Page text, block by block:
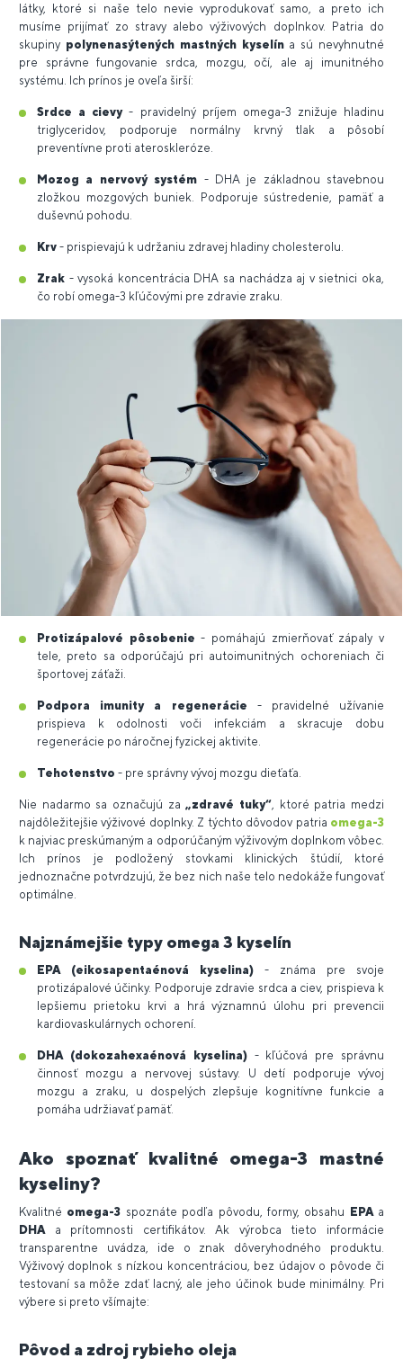
látky, ktoré si naše telo nevie vyprodukovať samo, a preto ich
musíme prijímať zo stravy alebo výživových doplnkov. Patria do
skupiny polynenasýtených mastných kyselína sú nevyhnutné
pre správne fungovanie srdca, mozgu, očí, ale aj imunitného
systému. Ich prínos je oveľa širší:
Srdce a cievy- pravidelný príjem omega-3 znižuje hladinu
triglyceridov, podporuje normálny krvný tlak a pôsobí
preventívne proti ateroskleróze.
Mozog a nervový systém - DHA je základnou stavebnou
zložkou mozgových buniek. Podporuje sústredenie, pamäť a
duševnú pohodu.
Krv - prispievajú k udržaniu zdravej hladiny cholesterolu.
Zrak - vysoká koncentrácia DHA sa nachádza aj v sietnici oka,
čo robí omega-3 kľúčovými pre zdravie zraku.
Protizápalové pôsobenie - pomáhajú zmierňovať zápaly v
tele, preto sa odporúčajú pri autoimunitných ochoreniach či
športovej záťaži.
Podpora imunity a regenerácie - pravidelné užívanie
prispieva k odolnosti voči infekciám a skracuje dobu
regenerácie po náročnej fyzickej aktivite.
Tehotenstvo - pre správny vývoj mozgu dieťaťa.
Nie nadarmo sa označujú za „zdravé tuky“ , ktoré patria medzi
najdôležitejšie výživové doplnky. Z týchto dôvodov patria omega-3
k najviac preskúmaným a odporúčaným výživovým doplnkom vôbec.
Ich prínos je podložený stovkami klinických štúdií, ktoré
jednoznačne potvrdzujú, že bez nich naše telo nedokáže fungovať
optimálne.
Najznámejšie typy omega 3 kyselín
EPA (eikosapentaénová kyselina) - známa pre svoje
protizápalové účinky. Podporuje zdravie srdca a ciev, prispieva k
lepšiemu prietoku krvi a hrá významnú úlohu pri prevencii
kardiovaskulárnych ochorení.
DHA (dokozahexaénová kyselina)- kľúčová pre správnu
činnosť mozgu a nervovej sústavy. U detí podporuje vývoj
mozgu a zraku, u dospelých zlepšuje kognitívne funkcie a
pomáha udržiavať pamäť.
Ako spoznať kvalitné omega-3 mastné
kyseliny?
Kvalitné omega-3 spoznáte podľa pôvodu, formy, obsahu EPAa
DHA a prítomnosti certifikátov. Ak výrobca tieto informácie
transparentne uvádza, ide o znak dôveryhodného produktu.
Výživový doplnok s nízkou koncentráciou, bez údajov o pôvode či
testovaní sa môže zdať lacný, ale jeho účinok bude minimálny. Pri
výbere si preto všímajte:
Pôvod a zdroj rybieho oleja